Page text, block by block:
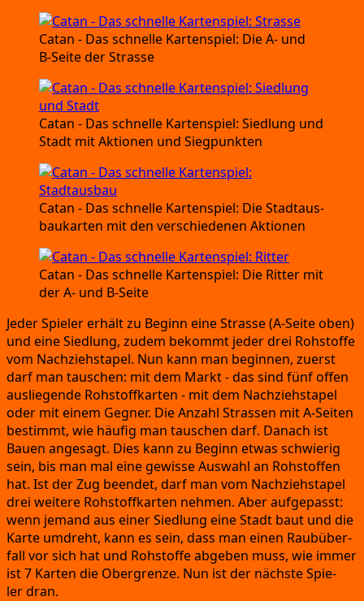
Catan - Das schnel­le Kar­ten­spiel: Die A- und
B‑Seite der Strasse
Catan - Das schnel­le Kar­ten­spiel: Sied­lung und
Stadt mit Aktio­nen und Siegpunkten
Catan - Das schnel­le Kar­ten­spiel: Die Stadt­aus­
bau­kar­ten mit den ver­schie­de­nen Aktionen
Catan - Das schnel­le Kar­ten­spiel: Die Rit­ter mit
der A- und B‑Seite
Jeder Spie­ler erhält zu Beginn eine Stras­se(A‑Seite oben)
und eine Sied­lung, zudem bekommt jeder drei Roh­stof­fe
vom Nach­zieh­sta­pel. Nun kann man begin­nen, zuerst
darf man tau­schen: mit dem Markt- das sind fünf offen
aus­lie­gen­de Roh­stoff­kar­ten - mit dem Nach­zieh­sta­pel
oder mit einem Geg­ner. Die Anzahl Stras­sen mit A‑Seiten
bestimmt, wie häu­fig man tau­schen darf. Danach ist
Bau­en ange­sagt. Dies kann zu Beginn etwas schwie­rig
sein, bis man mal eine gewis­se Aus­wahl an Roh­stof­fen
hat. Ist der Zug been­det, darf man vom Nach­zieh­sta­pel
drei wei­te­re Roh­stoff­kar­ten neh­men. Aber auf­ge­passt:
wenn jemand aus einer Sied­lung eine Stadt baut und die
Kar­te umdreht, kann es sein, dass man einen Raub­über­
fall vor sich hat und Roh­stof­fe abge­ben muss, wie immer
ist 7 Kar­ten die Ober­gren­ze. Nun ist der nächs­te Spie­
ler dran.